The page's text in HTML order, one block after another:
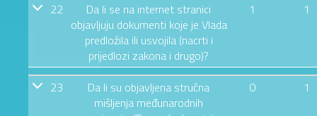
22
Da li se na internet stranici
objavljuju dokumenti koje je Vlada
predložila ili usvojila (nacrti i
prijedlozi zakona i drugo)?
1 1
23
Da li su objavljena stručna
mišljenja međunarodnih
0 1